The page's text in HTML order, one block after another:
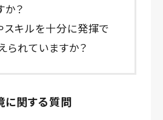
か？
スキルを十分に発揮で
られていますか？
に関する質問